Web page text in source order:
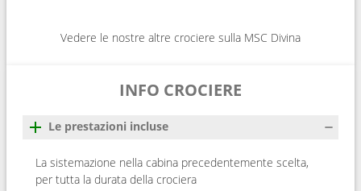
Vedere le nostre altre crociere sulla MSC Divina
INFO CROCIERE
Le prestazioni incluse
La sistemazione nella cabina precedentemente scelta,
per tutta la durata della crociera